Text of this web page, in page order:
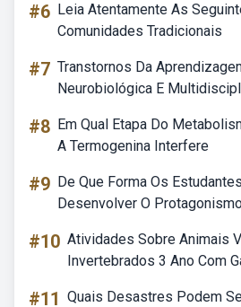
#6 Leia Atentamente As
Comunidades Tradicionais
#7 Transtornos Da
Neurobiológica E
#8 Em Qual Etapa Do
A Termogenina Interfere
#9 De Que Forma Os
Desenvolver O
#10 Atividades Sobre Animais
Invertebrados 3 Ano Com
#11 Quais Desastres Podem